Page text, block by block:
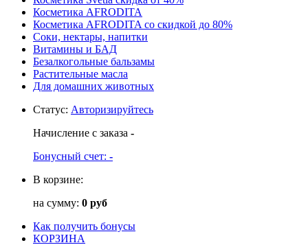
Косметика AFRODITA
Косметика AFRODITA со скидкой до 80%
Соки, нектары, напитки
Витамины и БАД
Безалкогольные бальзамы
Растительные масла
Для домашних животных
Статус: Авторизируйтесь
Начисление с заказа -
Бонусный счет: -
В корзине:
на сумму: 0 руб
Как получить бонусы
КОРЗИНА